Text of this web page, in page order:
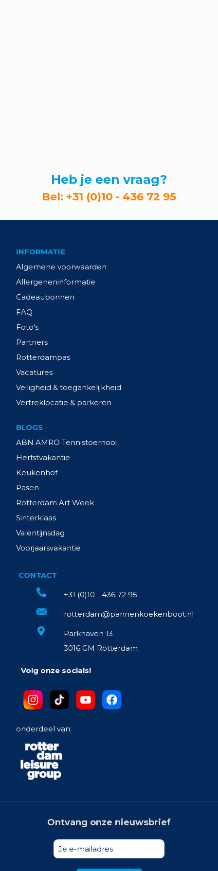
Heb je een vraag?
Bel: +31 (0)10 - 436 72 95
INFORMATIE
Algemene voorwaarden
Allergeneninformatie
Cadeaubonnen
FAQ
Foto's
Partners
Rotterdampas
Vacatures
Veiligheid & toegankelijkheid
Vertreklocatie & parkeren
BLOGS
ABN AMRO Tennistoernooi
Herfstvakantie
Keukenhof
Pasen
Rotterdam Art Week
Sinterklaas
Valentijnsdag
Voorjaarsvakantie
CONTACT
+31 (0)10 - 436 72 95
rotterdam@pannenkoekenboot.nl
Parkhaven 13
3016 GM Rotterdam
Volg onze socials!
onderdeel van:
Ontvang onze nieuwsbrief